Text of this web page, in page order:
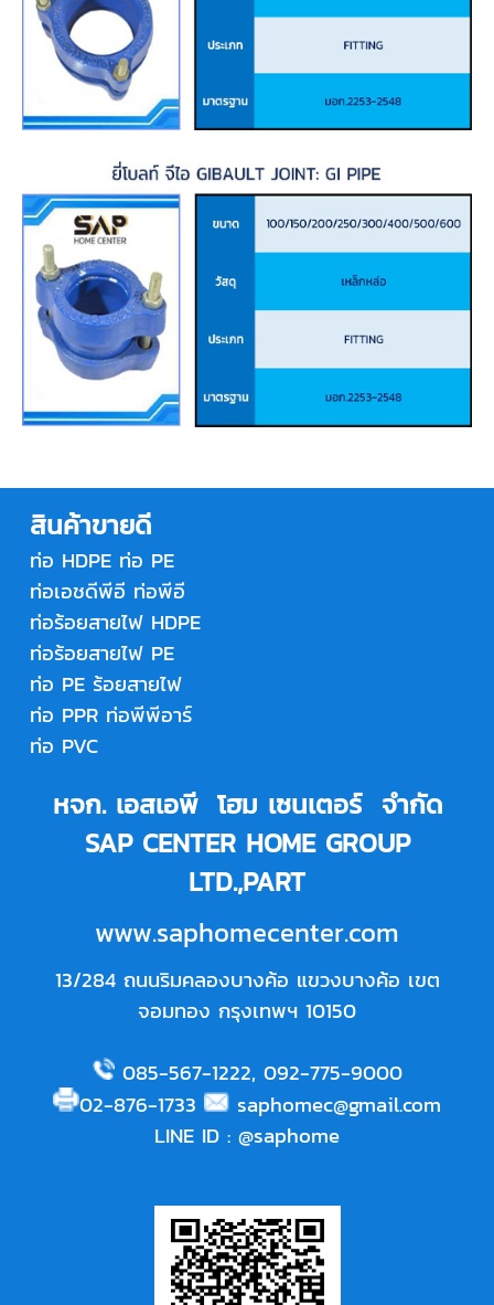
สินค้าขายดี
ท่อ HDPE ท่อ PE
ท่อเอชดีพีอี ท่อพีอี
ท่อร้อยสายไฟ HDPE
ท่อร้อยสายไฟ PE
ท่อ PE ร้อยสายไฟ
ท่อ PPR ท่อพีพีอาร์
ท่อ PVC
หจก. เอสเอพี โฮม เซนเตอร์ จำกัด
SAP CENTER HOME GROUP
LTD.,PART
www.saphomecenter.com
13/284 ถนนริมคลองบางค้อ แขวงบางค้อ เขต
จอมทอง กรุงเทพฯ 10150
085-567-1222, 092-775-9000
02-876-1733
saphomec@gmail.com
LINE ID : @saphome